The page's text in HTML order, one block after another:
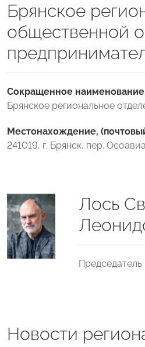
Брянское
общественной
Сокращенное
Брянское региональное
Местонахождение,
241019, г. Брянск, пер.
Лось
Председатель
Новости